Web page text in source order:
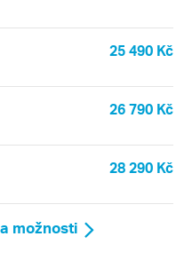
25 490 Kč
26 790 Kč
28 290 Kč
možnosti